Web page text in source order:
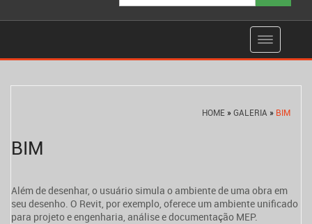
HOME »GALERIA » BIM
BIM
Além de desenhar, o usuário simula o ambiente de uma obra em
seu desenho. O Revit, por exemplo, oferece um ambiente unificado
para projeto e engenharia, análise e documentação MEP.